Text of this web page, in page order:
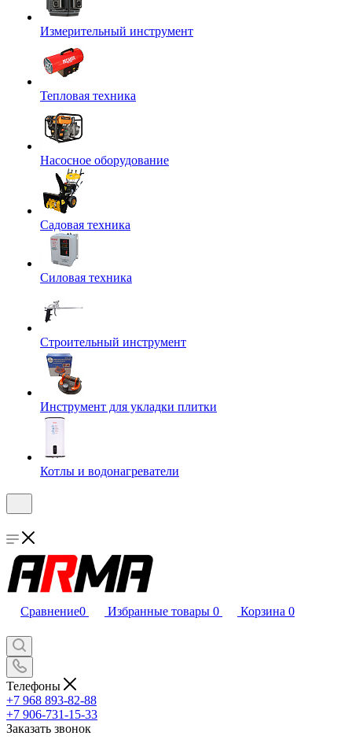
Измерительный инструмент
Тепловая техника
Насосное оборудование
Садовая техника
Силовая техника
Строительный инструмент
Инструмент для укладки плитки
Котлы и водонагреватели
Сравнение0 Избранные товары 0 Корзина 0
Телефоны
+7 968 893-82-88
+7 906-731-15-33
Заказать звонок